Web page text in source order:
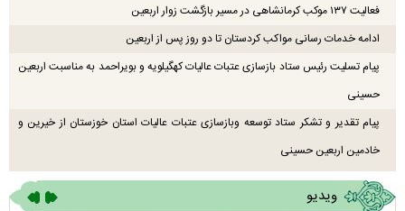
فعالیت ۱۳۷ موکب کرمانشاهی در مسیر بازگشت زوار اربعین
ادامه خدمات رسانی مواکب کردستان تا دو روز پس از اربعین
پیام تسلیت رئیس ستاد بازسازی عتبات عالیات کهگیلویه و بویراحمد به مناسبت اربعین
حسینی
پیام تقدیر و تشکر ستاد توسعه وبازسازی عتبات عالیات استان خوزستان از خیرین و
خادمین اربعین حسینی
ویدیو